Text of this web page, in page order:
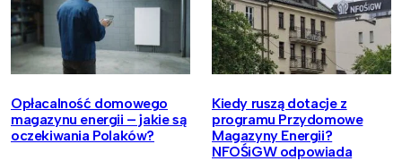
Opłacalność domowego
magazynu energii – jakie są
oczekiwania Polaków?
Kiedy ruszą dotacje z
programu Przydomowe
Magazyny Energii?
NFOŚiGW odpowiada